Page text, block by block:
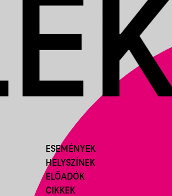
ESEMÉNYEK
HELYSZÍNEK
ELŐADÓK
CIKKEK